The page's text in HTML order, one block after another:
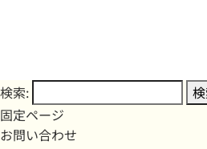
検索:
固定ページ
お問い合わせ